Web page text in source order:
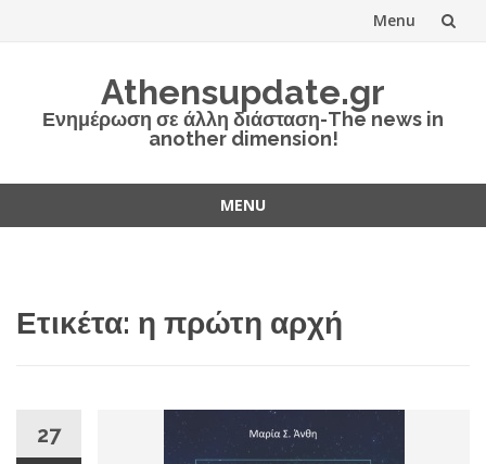
Menu
Athensupdate.gr
Ενημέρωση σε άλλη διάσταση-The news in
another dimension!
MENU
Ετικέτα: η πρώτη αρχή
27